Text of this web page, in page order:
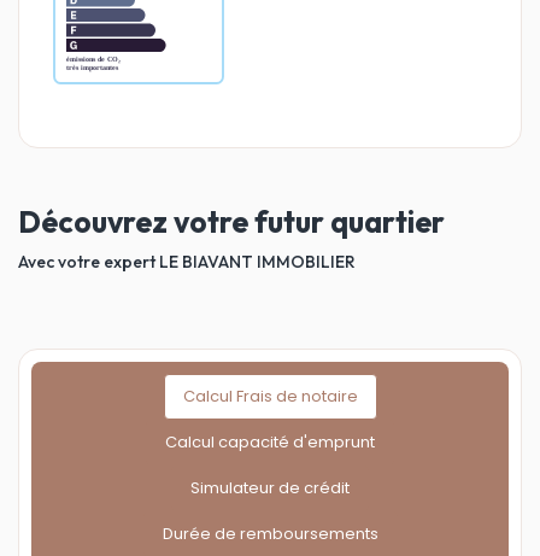
Découvrez votre futur quartier
Avec votre expert LE BIAVANT IMMOBILIER
Calcul Frais de notaire
Calcul capacité d'emprunt
Simulateur de crédit
Durée de remboursements